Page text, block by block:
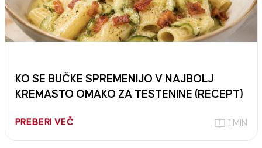
KO SE BUČKE SPREMENIJO V NAJBOLJ
KREMASTO OMAKO ZA TESTENINE (RECEPT)
PREBERI VEČ 1 MIN